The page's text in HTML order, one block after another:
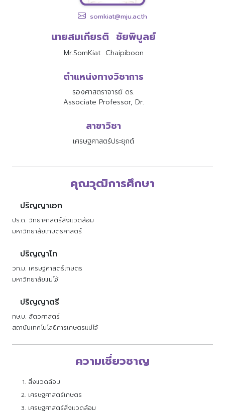
somkiat@mju.ac.th
นายสมเกียรติ ชัยพิบูลย์
Mr.SomKiat Chaipiboon
ตำแหน่งทางวิชาการ
รองศาสตราจารย์ ดร.
Associate Professor, Dr.
สาขาวิชา
เศรษฐศาสตร์ประยุกต์
คุณวุฒิการศึกษา
ปริญญาเอก
ปร.ด. วิทยาศาสตร์สิ่งแวดล้อม
มหาวิทยาลัยเกษตรศาสตร์
ปริญญาโท
วท.ม. เศรษฐศาสตร์เกษตร
มหาวิทยาลัยแม่โจ้
ปริญญาตรี
ทษ.บ. สัตวศาสตร์
สถาบันเทคโนโลยีการเกษตรแม่โจ้
ความเชี่ยวชาญ
สิ่งแวดล้อม
เศรษฐศาสตร์เกษตร
เศรษฐศาสตร์สิ่งแวดล้อม